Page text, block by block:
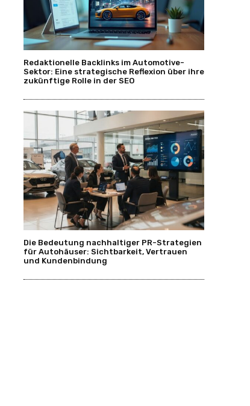
Redaktionelle Backlinks im Automotive-
Sektor: Eine strategische Reflexion über ihre
zukünftige Rolle in der SEO
Die Bedeutung nachhaltiger PR-Strategien
für Autohäuser: Sichtbarkeit, Vertrauen
und Kundenbindung